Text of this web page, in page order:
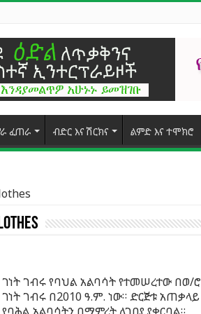
ፈጠራ ብድር እና ሽርክና ልምድ እና ተሞክሮ
ገነት ገብሩ የባህል አልባሳት የተመሠረተው በወ/ሮ
ገነት ገብሩ በ2010 ዓ.ም. ነው። ድርጅቱ አጠቃላይ